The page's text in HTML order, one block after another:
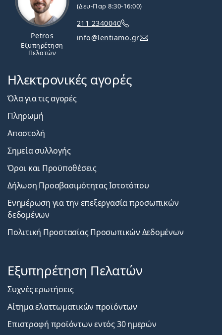
Petros
Εξυπηρέτηση
Πελατών
(Δευ-Παρ 8:30-16:00)
211 2340040
info@lentiamo.gr
Ηλεκτρονικές αγορές
Όλα για τις αγορές
Πληρωμή
Αποστολή
Σημεία συλλογής
Όροι και Προϋποθέσεις
Δήλωση Προσβασιμότητας Ιστοτόπου
Ενημέρωση για την επεξεργασία προσωπικών
δεδομένων
Πολιτική Προστασίας Προσωπικών Δεδομένων
Εξυπηρέτηση Πελατών
Συχνές ερωτήσεις
Αίτημα ελαττωματικών προϊόντων
Επιστροφή προϊόντων εντός 30 ημερών